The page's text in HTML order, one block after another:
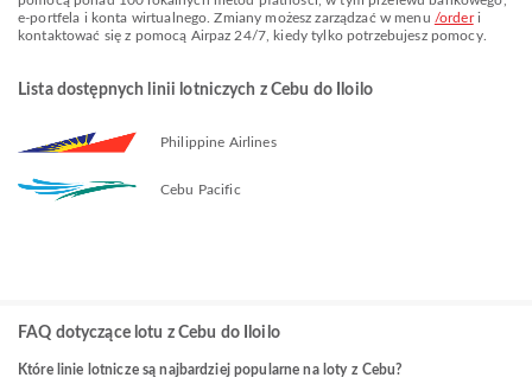
e-portfela i konta wirtualnego. Zmiany możesz zarządzać w menu /orderi
kontaktować się z pomocą Airpaz 24/7, kiedy tylko potrzebujesz pomocy.
Lista dostępnych linii lotniczych z Cebu do Iloilo
Philippine Airlines
Cebu Pacific
FAQ dotyczące lotu z Cebu do Iloilo
Które linie lotnicze są najbardziej popularne na loty z Cebu?